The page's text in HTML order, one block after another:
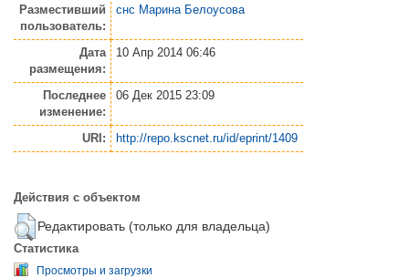
Разместивший
пользователь:
снс Марина Белоусова
Дата
размещения:
10 Апр 2014 06:46
Последнее
изменение:
06 Дек 2015 23:09
URI: http://repo.kscnet.ru/id/eprint/1409
Действия с объектом
Редактировать (только для владельца)
Статистика
Просмотры и загрузки